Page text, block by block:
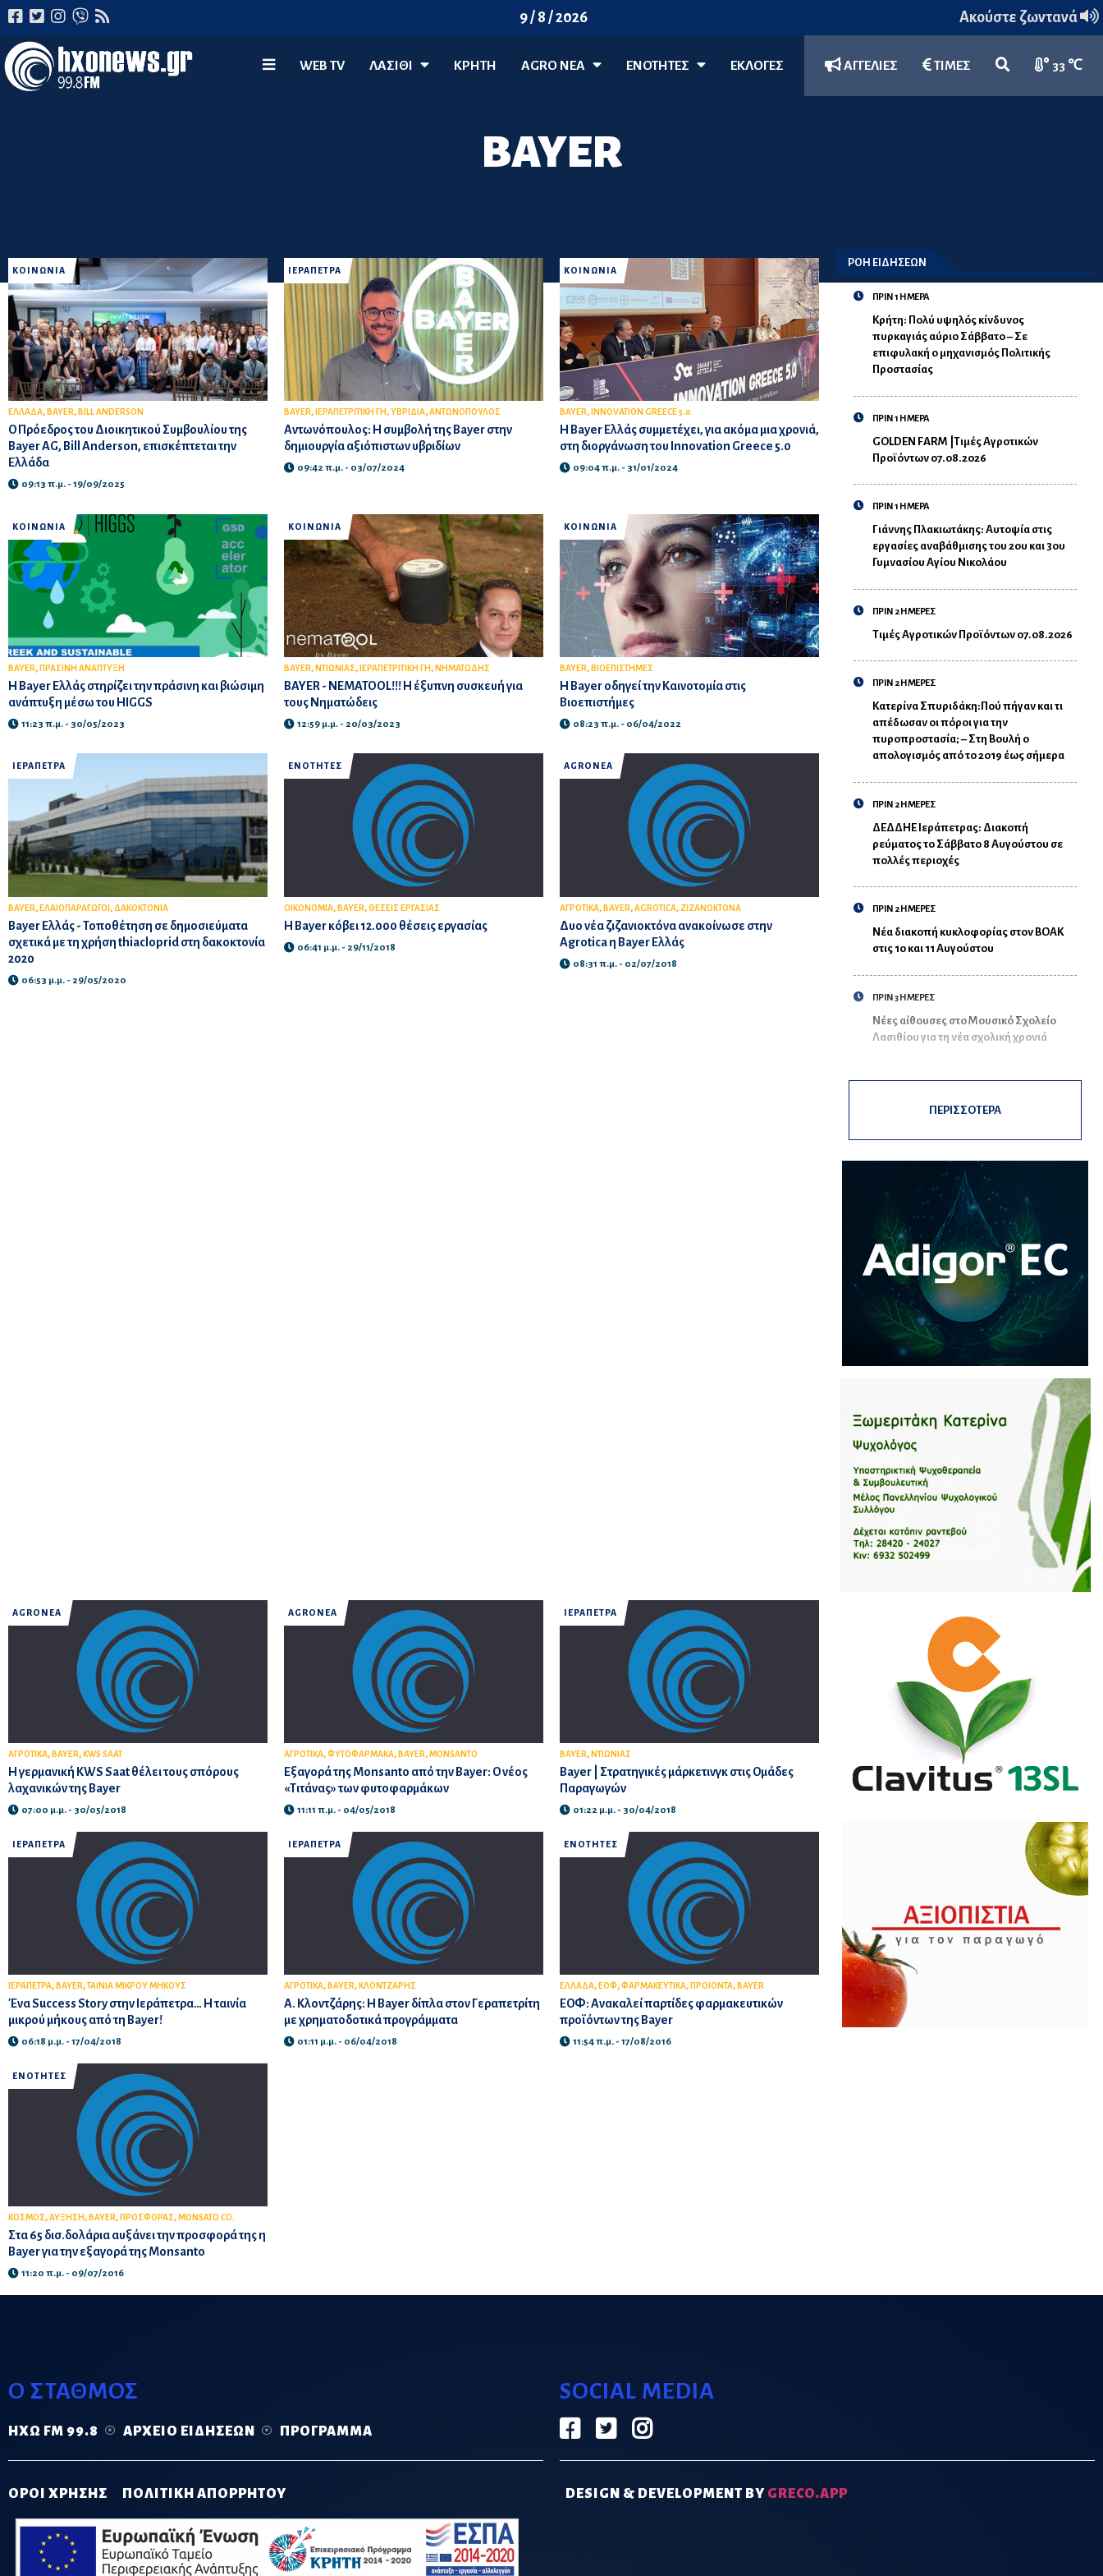
9 / 8 / 2026 Ακούστε ζωντανά
WEB TV ΛΑΣΊΘΙ ΚΡΗΤΗ AGRO ΝΈΑ ΕΝΟΤΗΤΕΣ ΕΚΛΟΓΕΣ ΑΓΓΕΛΙΕΣ ΤΙΜΕΣ 33 ℃
BAYER
ΚΟΙΝΩΝΙΑ
ΕΛΛΑΔΑ, BAYER, BILL ANDERSON
Ο Πρόεδρος του Διοικητικού Συμβουλίου της
Bayer AG, Bill Anderson, επισκέπτεται την
Ελλάδα
09:13 π.μ. - 19/09/2025
ΙΕΡΑΠΕΤΡΑ
BAYER, ΙΕΡΑΠΕΤΡΙΤΙΚΗ ΓΗ,ΥΒΡΙΔΙΑ,ΑΝΤΩΝΟΠΟΥΛΟΣ
Αντωνόπουλος: Η συμβολή της Bayer στην
δημιουργία αξιόπιστων υβριδίων
09:42 π.μ. - 03/07/2024
ΚΟΙΝΩΝΙΑ
BAYER, INNOVATION GREECE 5.0
Η Bayer Ελλάς συμμετέχει, για ακόμα μια χρονιά,
στη διοργάνωση του Innovation Greece 5.0
09:04 π.μ. - 31/01/2024
ΚΟΙΝΩΝΙΑ
BAYER, ΠΡΑΣΙΝΗ ΑΝΑΠΤΥΞΗ
Η Bayer Ελλάς στηρίζει την πράσινη και βιώσιμη
ανάπτυξη μέσω του HIGGS
11:23 π.μ. - 30/05/2023
ΚΟΙΝΩΝΙΑ
BAYER, ΝΤΙΩΝΙΑΣ, ΙΕΡΑΠΕΤΡΙΤΙΚΗ ΓΗ, ΝΗΜΑΤΩΔΗΣ
BAYER - NEMATOOL!!! Η έξυπνη συσκευή για
τους Νηματώδεις
12:59 μ.μ. - 20/03/2023
ΚΟΙΝΩΝΙΑ
BAYER, ΒΙΟΕΠΙΣΤΗΜΕΣ
Η Bayer οδηγεί την Καινοτομία στις
Βιοεπιστήμες
08:23 π.μ. - 06/04/2022
ΙΕΡΑΠΕΤΡΑ
BAYER, ΕΛΑΙΟΠΑΡΑΓΩΓΟΙ , ΔΑΚΟΚΤΟΝΙΑ
Bayer Ελλάς - Τοποθέτηση σε δημοσιεύματα
σχετικά με τη χρήση thiacloprid στη δακοκτονία
2020
06:53 μ.μ. - 29/05/2020
ΕΝΟΤΗΤΕΣ
ΟΙΚΟΝΟΜΙΑ, BAYER,ΘΕΣΕΙΣ ΕΡΓΑΣΙΑΣ
Η Bayer κόβει 12.000 θέσεις εργασίας
06:41 μ.μ. - 29/11/2018
AGROΝΕΑ
ΑΓΡΟΤΙΚΑ, BAYER,AGROTICA, ΖΙΖΑΝΟΚΤΟΝΑ
Δυο νέα ζιζανιοκτόνα ανακοίνωσε στην
Agrotica η Bayer Ελλάς
08:31 π.μ. - 02/07/2018
ΡΟΗ ΕΙΔΗΣΕΩΝ
ΠΡΙΝ 1 ΗΜΕΡΑ
Κρήτη: Πολύ υψηλός κίνδυνος
πυρκαγιάς αύριο Σάββατο – Σε
επιφυλακή ο μηχανισμός Πολιτικής
Προστασίας
ΠΡΙΝ 1 ΗΜΕΡΑ
GOLDEN FARM |Τιμές Αγροτικών
Προϊόντων 07.08.2026
ΠΡΙΝ 1 ΗΜΕΡΑ
Γιάννης Πλακιωτάκης: Αυτοψία στις
εργασίες αναβάθμισης του 2ου και 3ου
Γυμνασίου Αγίου Νικολάου
ΠΡΙΝ 2 ΗΜΕΡΕΣ
Τιμές Αγροτικών Προϊόντων 07.08.2026
ΠΡΙΝ 2 ΗΜΕΡΕΣ
Κατερίνα Σπυριδάκη:Πού πήγαν και τι
απέδωσαν οι πόροι για την
πυροπροστασία; – Στη Βουλή ο
απολογισμός από το 2019 έως σήμερα
ΠΡΙΝ 2 ΗΜΕΡΕΣ
ΔΕΔΔΗΕ Ιεράπετρας: Διακοπή
ρεύματος το Σάββατο 8 Αυγούστου σε
πολλές περιοχές
ΠΡΙΝ 2 ΗΜΕΡΕΣ
Νέα διακοπή κυκλοφορίας στον ΒΟΑΚ
στις 10 και 11 Αυγούστου
ΠΡΙΝ 3 ΗΜΕΡΕΣ
Νέες αίθουσες στο Μουσικό Σχολείο
Λασιθίου για τη νέα σχολική χρονιά
ΠΕΡΙΣΣΟΤΕΡΑ
AGROΝΕΑ
ΑΓΡΟΤΙΚΑ, BAYER, KWS SAAT
Η γερμανική KWS Saat θέλει τους σπόρους
λαχανικών της Bayer
07:00 μ.μ. - 30/05/2018
AGROΝΕΑ
ΑΓΡΟΤΙΚΑ,ΦΥΤΟΦΑΡΜΑΚΑ, BAYER,MONSANTO
Εξαγορά της Monsanto από την Bayer: Ο νέος
«Τιτάνας» των φυτοφαρμάκων
11:11 π.μ. - 04/05/2018
ΙΕΡΑΠΕΤΡΑ
BAYER, ΝΤΙΩΝΙΑΣ
Bayer | Στρατηγικές μάρκετινγκ στις Ομάδες
Παραγωγών
01:22 μ.μ. - 30/04/2018
ΙΕΡΑΠΕΤΡΑ
ΙΕΡΑΠΕΤΡΑ, BAYER,ΤΑΙΝΙΑ ΜΙΚΡΟΥ ΜΗΚΟΥΣ
Ένα Success Story στην Ιεράπετρα… Η ταινία
μικρού μήκους από τη Bayer!
06:18 μ.μ. - 17/04/2018
ΙΕΡΑΠΕΤΡΑ
ΑΓΡΟΤΙΚΑ, BAYER, ΚΛΟΝΤΖΑΡΗΣ
Α. Κλοντζάρης: Η Bayer δίπλα στον Γεραπετρίτη
με χρηματοδοτικά προγράμματα
01:11 μ.μ. - 06/04/2018
ΕΝΟΤΗΤΕΣ
ΕΛΛΑΔΑ, ΕΟΦ,ΦΑΡΜΑΚΕΥΤΙΚΑ, ΠΡΟΙΟΝΤΑ, BAYER
ΕΟΦ: Ανακαλεί παρτίδες φαρμακευτικών
προϊόντων της Bayer
11:54 π.μ. - 17/08/2016
ΕΝΟΤΗΤΕΣ
ΚΟΣΜΟΣ,ΑΥΞΗΣΗ, BAYER, ΠΡΟΣΦΟΡΑΣ,MONSATO CO.
Στα 65 δισ.δολάρια αυξάνει την προσφορά της η
Bayer για την εξαγορά της Monsanto
11:20 π.μ. - 09/07/2016
Ο ΣΤΑΘΜΟΣ
ΗΧΏ FM 99.8 ΑΡΧΕΊΟ ΕΙΔΉΣΕΩΝ ΠΡΌΓΡΑΜΜΑ
SOCIAL MEDIA
ΟΡΟΙ ΧΡΗΣΗΣ ΠΟΛΙΤΙΚΗ ΑΠΟΡΡΗΤΟΥ DESIGN & DEVELOPMENT BY GRECO.APP